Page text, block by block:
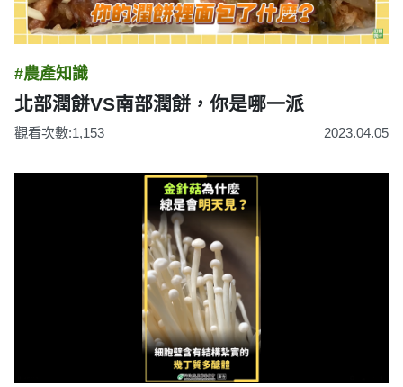
#農產知識
北部潤餅VS南部潤餅，你是哪一派
觀看次數:1,153 2023.04.05